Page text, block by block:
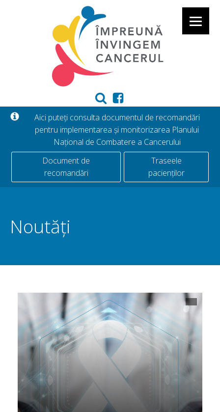
Aici puteți consulta documentul de recomandări
pentru implementarea și monitorizarea Planului
Național de Combatere a Cancerului
Document de
recomandări
Traseele
pacienților
Noutăți